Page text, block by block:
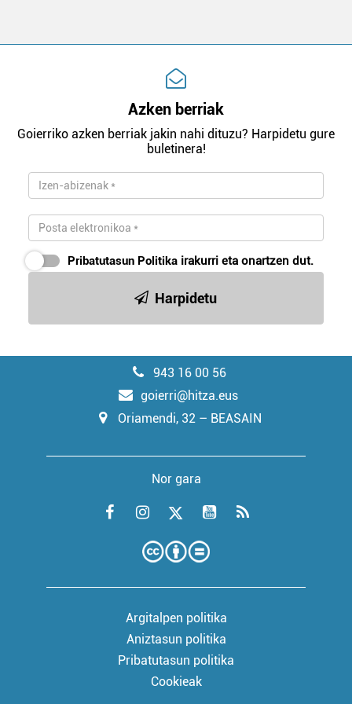
Azken berriak
Goierriko azken berriak jakin nahi dituzu? Harpidetu gure
buletinera!
Pribatutasun Politika irakurri eta onartzen dut.
Harpidetu
943 16 00 56
goierri@hitza.eus
Oriamendi, 32 – BEASAIN
Nor gara
Argitalpen politika
Aniztasun politika
Pribatutasun politika
Cookieak